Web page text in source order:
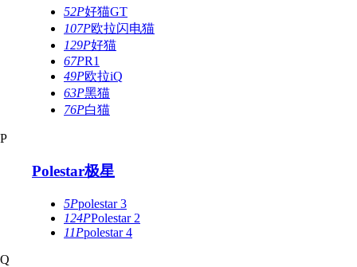
52P好猫GT
107P欧拉闪电猫
129P好猫
67PR1
49P欧拉iQ
63P黑猫
76P白猫
P
Polestar极星
5Ppolestar 3
124PPolestar 2
11Ppolestar 4
Q